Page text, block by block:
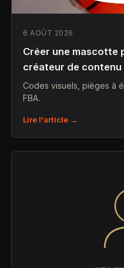
6 AOÛT 2026
Créer une mascotte
créateur de
Codes visuels, pièges à
FBA.
Lire l'article →